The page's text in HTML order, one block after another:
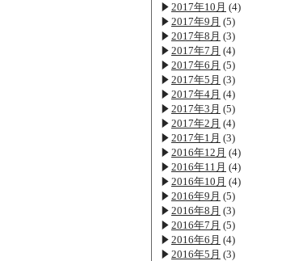
2017年10月 (4)
2017年9月 (5)
2017年8月 (3)
2017年7月 (4)
2017年6月 (5)
2017年5月 (3)
2017年4月 (4)
2017年3月 (5)
2017年2月 (4)
2017年1月 (3)
2016年12月 (4)
2016年11月 (4)
2016年10月 (4)
2016年9月 (5)
2016年8月 (3)
2016年7月 (5)
2016年6月 (4)
2016年5月 (3)